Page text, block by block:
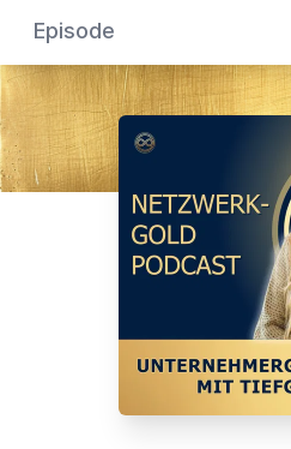
Episode